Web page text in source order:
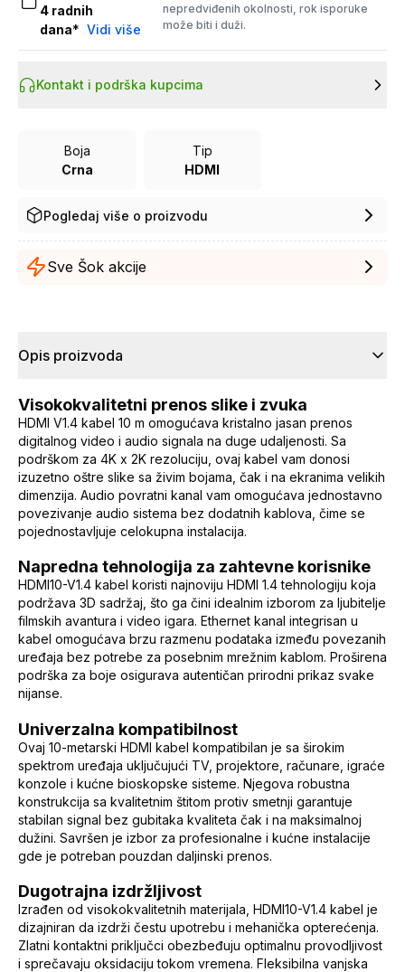
4 radnih
dana* Vidi više
nepredviđenih okolnosti, rok isporuke
može biti i duži.
Kontakt i podrška kupcima
Boja
Crna
Tip
HDMI
Pogledaj više o proizvodu
Sve Šok akcije
Opis proizvoda
Visokokvalitetni prenos slike i zvuka
HDMI V1.4 kabel 10 m omogućava kristalno jasan prenos
digitalnog video i audio signala na duge udaljenosti. Sa
podrškom za 4K x 2K rezoluciju, ovaj kabel vam donosi
izuzetno oštre slike sa živim bojama, čak i na ekranima velikih
dimenzija. Audio povratni kanal vam omogućava jednostavno
povezivanje audio sistema bez dodatnih kablova, čime se
pojednostavljuje celokupna instalacija.
Napredna tehnologija za zahtevne korisnike
HDMI10-V1.4 kabel koristi najnoviju HDMI 1.4 tehnologiju koja
podržava 3D sadržaj, što ga čini idealnim izborom za ljubitelje
filmskih avantura i video igara. Ethernet kanal integrisan u
kabel omogućava brzu razmenu podataka između povezanih
uređaja bez potrebe za posebnim mrežnim kablom. Proširena
podrška za boje osigurava autentičan prirodni prikaz svake
nijanse.
Univerzalna kompatibilnost
Ovaj 10-metarski HDMI kabel kompatibilan je sa širokim
spektrom uređaja uključujući TV, projektore, računare, igraće
konzole i kućne bioskopske sisteme. Njegova robustna
konstrukcija sa kvalitetnim štitom protiv smetnji garantuje
stabilan signal bez gubitaka kvaliteta čak i na maksimalnoj
dužini. Savršen je izbor za profesionalne i kućne instalacije
gde je potreban pouzdan daljinski prenos.
Dugotrajna izdržljivost
Izrađen od visokokvalitetnih materijala, HDMI10-V1.4 kabel je
dizajniran da izdrži čestu upotrebu i mehanička opterećenja.
Zlatni kontaktni priključci obezbeđuju optimalnu provodljivost
i sprečavaju oksidaciju tokom vremena. Fleksibilna vanjska